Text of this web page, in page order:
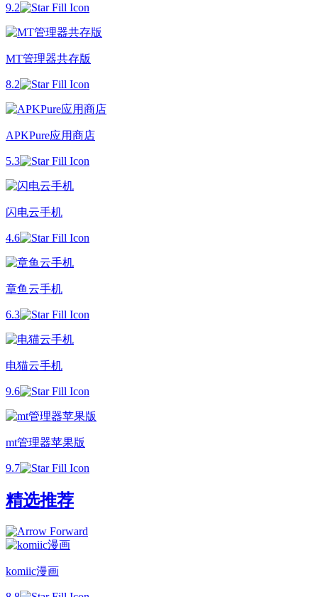
9.2
MT管理器共存版
8.2
APKPure应用商店
5.3
闪电云手机
4.6
章鱼云手机
6.3
电猫云手机
9.6
mt管理器苹果版
9.7
精选推荐
komiic漫画